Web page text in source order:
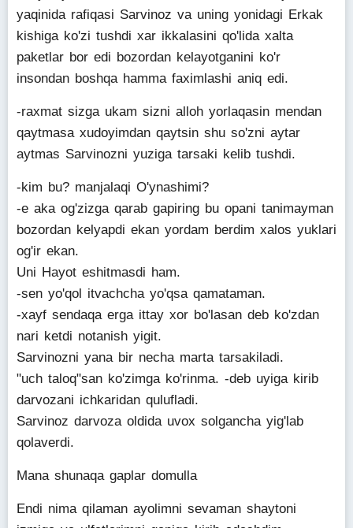
yaqinida rafiqasi Sarvinoz va uning yonidagi Erkak
kishiga ko'zi tushdi xar ikkalasini qo'lida xalta
paketlar bor edi bozordan kelayotganini ko'r
insondan boshqa hamma faximlashi aniq edi.
-raxmat sizga ukam sizni alloh yorlaqasin mendan
qaytmasa xudoyimdan qaytsin shu so'zni aytar
aytmas Sarvinozni yuziga tarsaki kelib tushdi.
-kim bu? manjalaqi O'ynashimi?
-e aka og'zizga qarab gapiring bu opani tanimayman
bozordan kelyapdi ekan yordam berdim xalos yuklari
og'ir ekan.
Uni Hayot eshitmasdi ham.
-sen yo'qol itvachcha yo'qsa qamataman.
-xayf sendaqa erga ittay xor bo'lasan deb ko'zdan
nari ketdi notanish yigit.
Sarvinozni yana bir necha marta tarsakiladi.
"uch taloq"san ko'zimga ko'rinma. -deb uyiga kirib
darvozani ichkaridan qulufladi.
Sarvinoz darvoza oldida uvox solgancha yig'lab
qolaverdi.
Mana shunaqa gaplar domulla
Endi nima qilaman ayolimni sevaman shaytoni